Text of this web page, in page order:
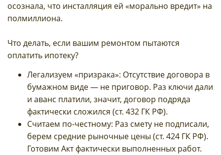
осознала, что инсталляция ей «морально вредит» на
полмиллиона.
Что делать, если вашим ремонтом пытаются
оплатить ипотеку?
Легализуем «призрака»: Отсутствие договора в
бумажном виде — не приговор. Раз ключи дали
и аванс платили, значит, договор подряда
фактически сложился (ст. 432 ГК РФ).
Считаем по-честному: Раз смету не подписали,
берем средние рыночные цены (ст. 424 ГК РФ).
Готовим Акт фактически выполненных работ.